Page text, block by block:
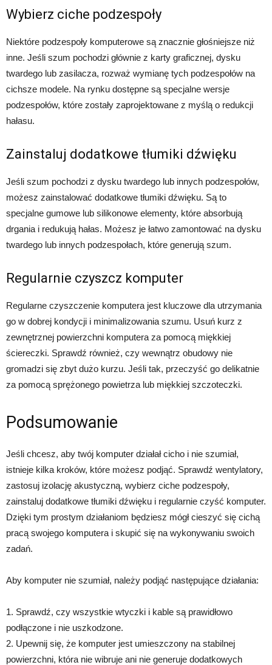
Wybierz ciche podzespoły
Niektóre podzespoły komputerowe są znacznie głośniejsze niż
inne. Jeśli szum pochodzi głównie z karty graficznej, dysku
twardego lub zasilacza, rozważ wymianę tych podzespołów na
cichsze modele. Na rynku dostępne są specjalne wersje
podzespołów, które zostały zaprojektowane z myślą o redukcji
hałasu.
Zainstaluj dodatkowe tłumiki dźwięku
Jeśli szum pochodzi z dysku twardego lub innych podzespołów,
możesz zainstalować dodatkowe tłumiki dźwięku. Są to
specjalne gumowe lub silikonowe elementy, które absorbują
drgania i redukują hałas. Możesz je łatwo zamontować na dysku
twardego lub innych podzespołach, które generują szum.
Regularnie czyszcz komputer
Regularne czyszczenie komputera jest kluczowe dla utrzymania
go w dobrej kondycji i minimalizowania szumu. Usuń kurz z
zewnętrznej powierzchni komputera za pomocą miękkiej
ściereczki. Sprawdź również, czy wewnątrz obudowy nie
gromadzi się zbyt dużo kurzu. Jeśli tak, przeczyść go delikatnie
za pomocą sprężonego powietrza lub miękkiej szczoteczki.
Podsumowanie
Jeśli chcesz, aby twój komputer działał cicho i nie szumiał,
istnieje kilka kroków, które możesz podjąć. Sprawdź wentylatory,
zastosuj izolację akustyczną, wybierz ciche podzespoły,
zainstaluj dodatkowe tłumiki dźwięku i regularnie czyść komputer.
Dzięki tym prostym działaniom będziesz mógł cieszyć się cichą
pracą swojego komputera i skupić się na wykonywaniu swoich
zadań.
Aby komputer nie szumiał, należy podjąć następujące działania:
1. Sprawdź, czy wszystkie wtyczki i kable są prawidłowo
podłączone i nie uszkodzone.
2. Upewnij się, że komputer jest umieszczony na stabilnej
powierzchni, która nie wibruje ani nie generuje dodatkowych